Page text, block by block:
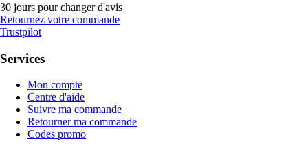
30 jours pour changer d'avis
Retournez votre commande
Trustpilot
Services
Mon compte
Centre d'aide
Suivre ma commande
Retourner ma commande
Codes promo